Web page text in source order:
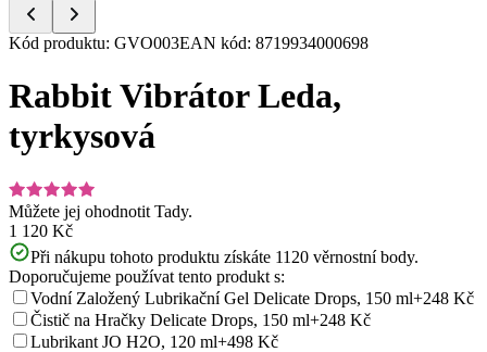
Item
of
Kód produktu: GVO003EAN kód: 8719934000698
Rabbit Vibrátor Leda,
tyrkysová
Můžete jej ohodnotit Tady.
1 120 Kč
Při nákupu tohoto produktu získáte 1120 věrnostní body.
Doporučujeme používat tento produkt s:
Vodní Založený Lubrikační Gel Delicate Drops, 150 ml+248 Kč
Čistič na Hračky Delicate Drops, 150 ml+248 Kč
Lubrikant JO H2O, 120 ml+498 Kč